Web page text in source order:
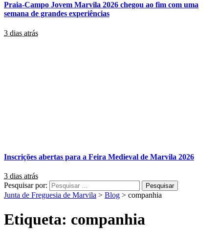
Praia-Campo Jovem Marvila 2026 chegou ao fim com uma
semana de grandes experiências
3 dias atrás
Inscrições abertas para a Feira Medieval de Marvila 2026
3 dias atrás
Pesquisar por:
Junta de Freguesia de Marvila > Blog > companhia
Etiqueta: companhia